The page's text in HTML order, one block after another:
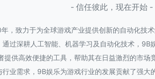
- 信任彼此，现在开始 -
，致力于为全球游戏产业提供创新的自动化技
过深耕人工智能、机器学习及自动化技术，
供高效便捷的工具，帮助其在日益激烈的市
业需求，9B娱乐为游戏行业的发展贡献了强